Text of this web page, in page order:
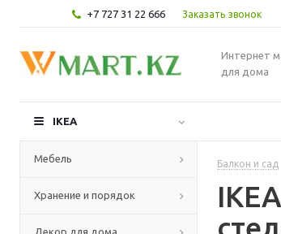
+7 727 31 22 666 Заказать звонок
Интернет
для дома
IKEA
Мебель
Хранение и порядок
Декор для дома
Балкон и сад